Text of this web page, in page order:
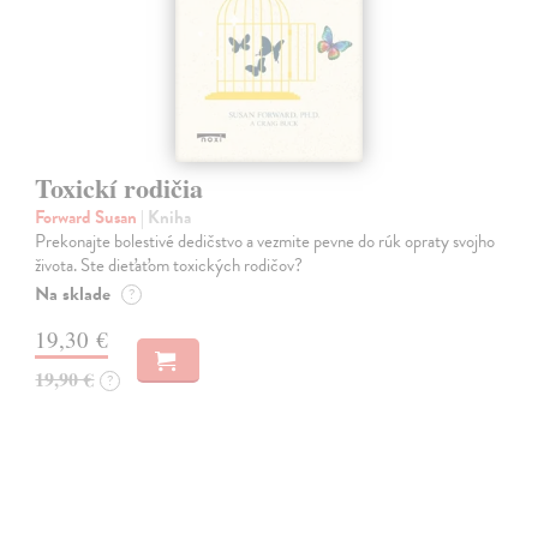
Toxickí rodičia
Forward Susan | Kniha
Prekonajte bolestivé dedičstvo a vezmite pevne do rúk opraty svojho
života. Ste dieťaťom toxických rodičov?
Na sklade ?
19,30 €
19,90 € ?